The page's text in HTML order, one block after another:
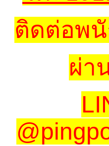
ติดต่อพ
ผ่า